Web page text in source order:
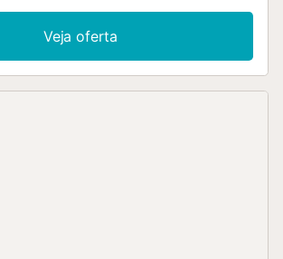
vídeo), uma televisão inteligente com
uma ventoinha, uma máquina de
máquina de secar roupa. Também estão
altas e 2 berços de bebé. Este
Veja oferta